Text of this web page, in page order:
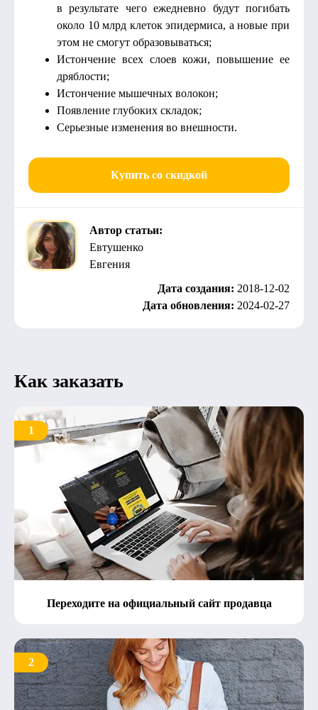
в результате чего ежедневно будут погибать
около 10 млрд клеток эпидермиса, а новые при
этом не смогут образовываться;
Истончение всех слоев кожи, повышение ее
дряблости;
Истончение мышечных волокон;
Появление глубоких складок;
Серьезные изменения во внешности.
Купить со скидкой
Автор статьи:
Евтушенко
Евгения
Дата создания: 2018-12-02
Дата обновления: 2024-02-27
Как заказать
1
Переходите на официальный сайт продавца
2